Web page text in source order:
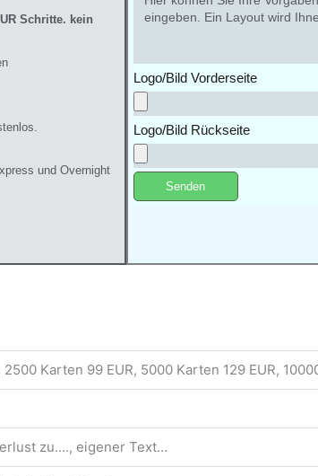
Schritte. kein
und Overnight
Logo/Bild Vorderseite
Logo/Bild Rückseite
Senden
e
:
Karten 99 EUR, 5000 Karten 129 EUR,
zu…., eigener Text…